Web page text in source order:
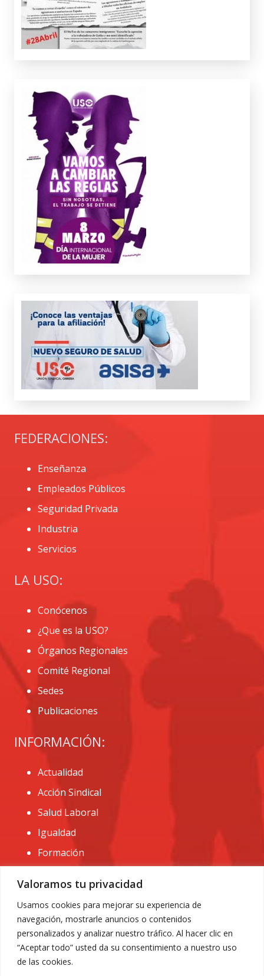
Valoramos tu privacidad
Usamos cookies para mejorar su experiencia de
navegación, mostrarle anuncios o contenidos
personalizados y analizar nuestro tráfico. Al hacer clic en
“Aceptar todo” usted da su consentimiento a nuestro uso
de las cookies.
FEDERACIONES:
Enseñanza
Empleados Públicos
Seguridad Privada
Industria
Servicios
LA USO:
Conócenos
¿Que es la USO?
Órganos Regionales
Comité Regional
Sedes
Publicaciones
INFORMACIÓN:
Actualidad
Acción Sindical
Salud Laboral
Igualdad
Formación
CONTACTO:
administracion@usomurcia.org
968 25 01 20
C/ Huerto de las bombas nº6. 30009 Murcia